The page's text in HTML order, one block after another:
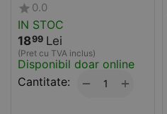
0.0
IN STOC
1899 Lei
(Pret cu TVA inclus)
Disponibil doar online
Cantitate:
+
−